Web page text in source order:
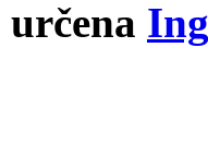
určena